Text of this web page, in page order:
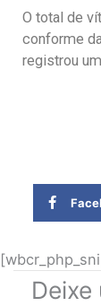
O total de
conforme
registrou